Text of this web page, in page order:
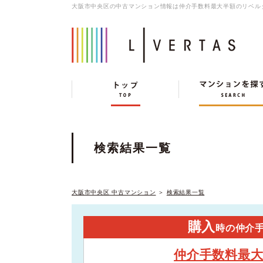
大阪市中央区の中古マンション情報は仲介手数料最大半額のリベル
検索結果一覧
大阪市中央区 中古マンション ＞ 検索結果一覧
購入 時の仲介
仲介手数料最大